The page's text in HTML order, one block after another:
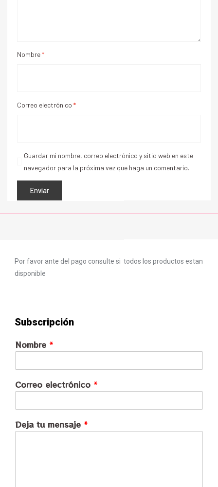
Nombre*
Correo electrónico *
Guardar mi nombre, correo electrónico y sitio web en este
navegador para la próxima vez que haga un comentario.
Por favor ante del pago consulte si todos los productos estan
disponible
Subscripción
Nombre *
Correo electrónico *
Deja tu mensaje *